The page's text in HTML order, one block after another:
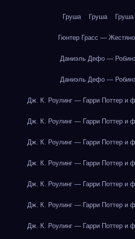
Груша Груша Груша
Гюнтер Грасс —
Даниэль Дефо —
Даниэль Дефо —
Дж. К. Роулинг — Гарри Поттер и
Дж. К. Роулинг — Гарри Поттер и
Дж. К. Роулинг — Гарри Поттер и
Дж. К. Роулинг — Гарри Поттер и
Дж. К. Роулинг — Гарри Поттер и
Дж. К. Роулинг — Гарри Поттер и
Дж. К. Роулинг — Гарри Поттер и